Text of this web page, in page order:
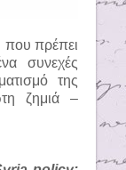
που πρέπει
συνεχές
της
ζημιά –